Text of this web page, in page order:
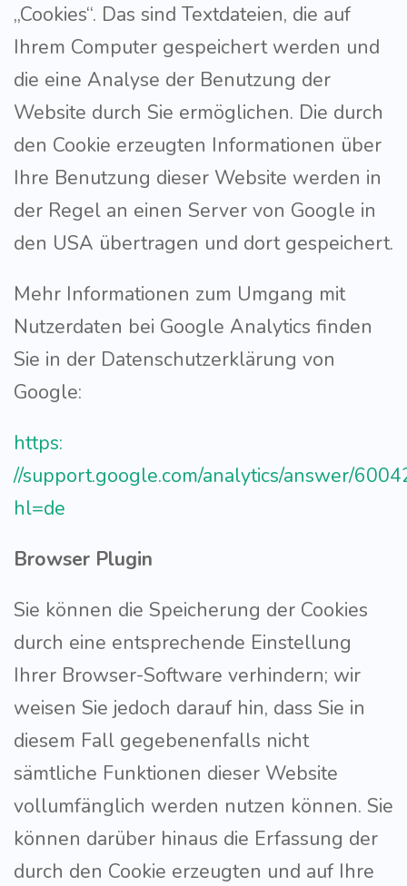
„Cookies“. Das sind Textdateien, die auf
Ihrem Computer gespeichert werden und
die eine Analyse der Benutzung der
Website durch Sie ermöglichen. Die durch
den Cookie erzeugten Informationen über
Ihre Benutzung dieser Website werden in
der Regel an einen Server von Google in
den USA übertragen und dort gespeichert.
Mehr Informationen zum Umgang mit
Nutzerdaten bei Google Analytics finden
Sie in der Datenschutzerklärung von
Google:
https:
//support.google.com/analytics/answer/
hl=de
Browser Plugin
Sie können die Speicherung der Cookies
durch eine entsprechende Einstellung
Ihrer Browser-Software verhindern; wir
weisen Sie jedoch darauf hin, dass Sie in
diesem Fall gegebenenfalls nicht
sämtliche Funktionen dieser Website
vollumfänglich werden nutzen können. Sie
können darüber hinaus die Erfassung der
durch den Cookie erzeugten und auf Ihre